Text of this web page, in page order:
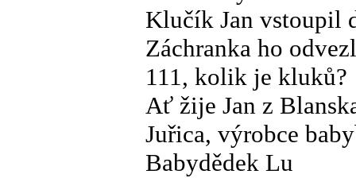
Klučík Jan vstoupil
Záchranka ho
111, kolik je kluků?
Ať žije Jan z
Juřica, výrobce
Babydědek Lu